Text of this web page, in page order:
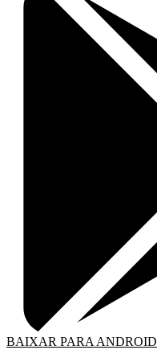
BAIXAR PARA ANDROID